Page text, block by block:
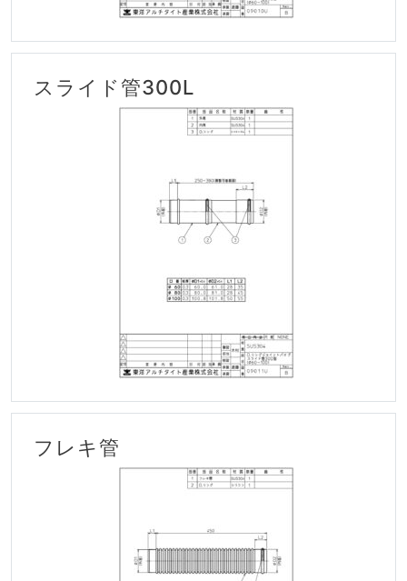
スライド管300L
フレキ管